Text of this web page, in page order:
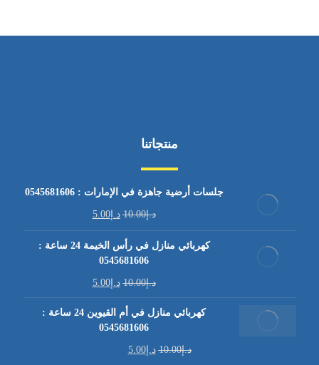
منتجاتنا
جلسات أرضية جاهزة في الإمارات : 0545681606
د.إ10.00 د.إ5.00
كهربائي منازل في رأس الخيمة 24 ساعة :
0545681606
د.إ10.00 د.إ5.00
كهربائي منازل في أم القيوين 24 ساعة :
0545681606
د.إ10.00 د.إ5.00